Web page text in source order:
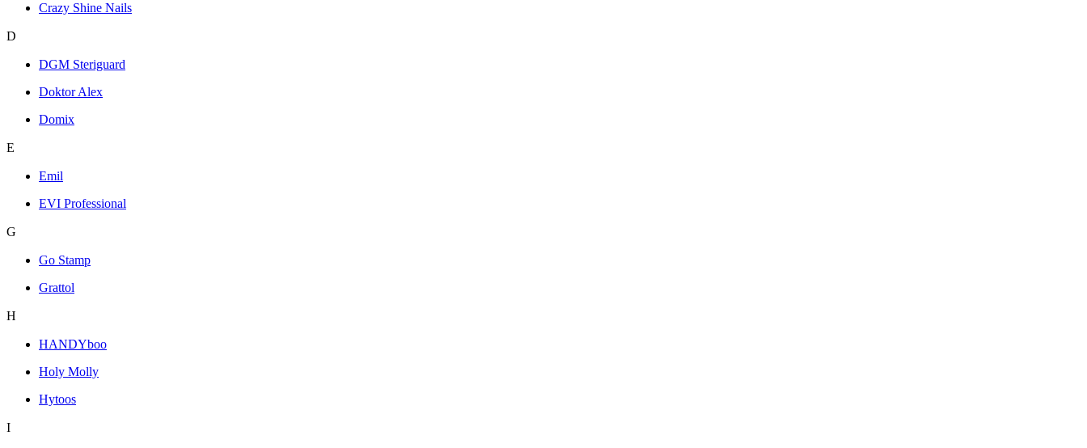
Crazy Shine Nails
D
DGM Steriguard
Doktor Alex
Domix
E
Emil
EVI Professional
G
Go Stamp
Grattol
H
HANDYboo
Holy Molly
Hytoos
I